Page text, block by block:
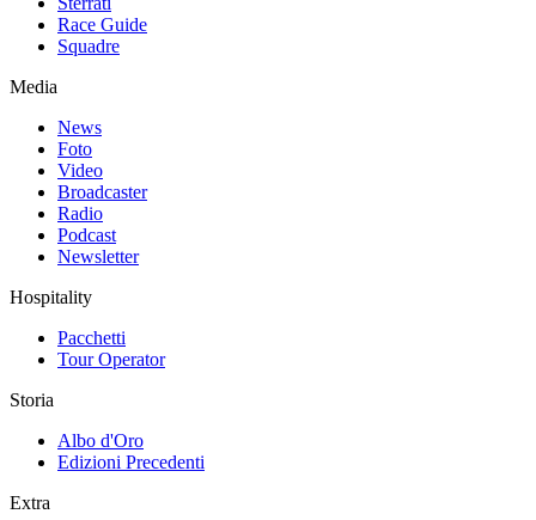
Race Guide
Squadre
Media
News
Foto
Video
Broadcaster
Radio
Podcast
Newsletter
Hospitality
Pacchetti
Tour Operator
Storia
Albo d'Oro
Edizioni Precedenti
Extra